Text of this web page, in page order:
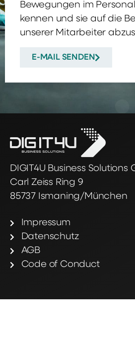
Bewegungen im
kennen und sie auf die
unserer Mitarbeiter
E-MAIL SENDEN
DIGIT4U Business Solutions
Carl Zeiss Ring 9
85737 Ismaning/München
Impressum
Datenschutz
AGB
Code of Conduct